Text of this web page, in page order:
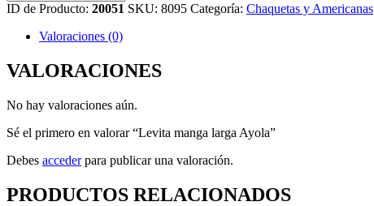
ID de Producto: 20051 SKU: 8095 Categoría: Chaquetas y Americanas
Valoraciones (0)
VALORACIONES
No hay valoraciones aún.
Sé el primero en valorar “Levita manga larga Ayola”
Debes accederpara publicar una valoración.
PRODUCTOS RELACIONADOS